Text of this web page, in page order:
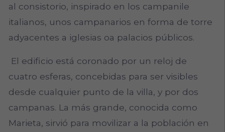
al consistorio, inspirado en los campanile
italianos, unos campanarios en forma de torre
adyacentes a iglesias oa palacios públicos.
El edificio está coronado por un reloj de
cuatro esferas, concebidas para ser visibles
desde cualquier punto de la villa, y por dos
campanas. La más grande, conocida como
Marieta, sirvió para movilizar a la población en